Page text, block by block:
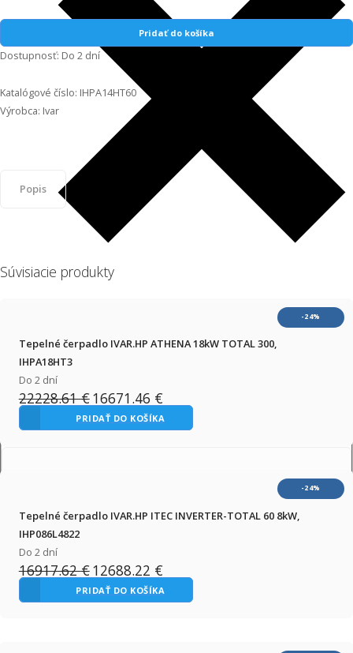
Exact matches only
TOTAL
IHPA14HT60
Pridať do košíka
Dostupnosť: Do 2 dní
Katalógové číslo: IHPA14HT60
Výrobca: Ivar
Popis
Súvisiacie produkty
-24%
Tepelné čerpadlo IVAR.HP ATHENA 18kW TOTAL 300,
IHPA18HT3
Do 2 dní
22228.61€ Pôvodná
cena
bola:
16671.46 €Aktuálna
cena
je:
PRIDAŤ DO KOŠÍKA
-24%
Tepelné čerpadlo IVAR.HP ITEC INVERTER-TOTAL 60 8kW,
IHP086L4822
Do 2 dní
16917.62€ Pôvodná
cena
bola:
12688.22 €Aktuálna
cena
je:
PRIDAŤ DO KOŠÍKA